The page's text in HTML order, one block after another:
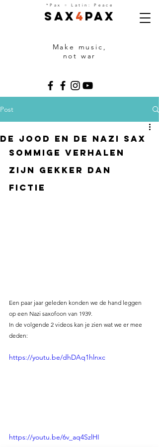
Sax 4 Pax
*Pax = Latin: Peace
Make music,
not war
Post
De Jood en de NAZI SAX
Sommige verhalen
zijn gekker dan
fictiE
Een paar jaar geleden konden we de hand leggen
op een Nazi saxofoon van 1939.
In de volgende 2 videos kan je zien wat we er mee
deden:
https://youtu.be/dhDAq1hlnxc
https://youtu.be/6v_aq4SzlHI